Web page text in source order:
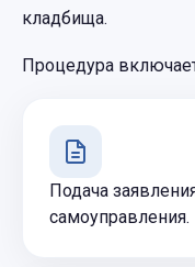
кладбища.
Процедура
Подача
самоуправления.